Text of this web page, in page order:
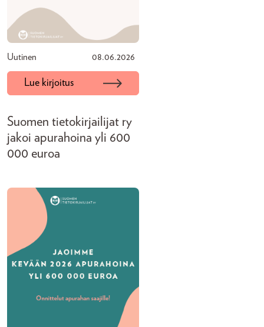
Uutinen 08.06.2026
Lue kirjoitus
Suomen tietokirjailijat ry
jakoi apurahoina yli 600
000 euroa